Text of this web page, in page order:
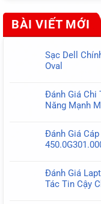
BÀI VIẾT MỚI
Sạc Dell
Oval
bình
luận
Sạc
Dell
USB-
C
Đánh Giá Chi
Năng Mạnh
bình
luận
Đánh
Giá
Đánh Giá
bình
luận
Đánh Giá
Tác Tin Cậy